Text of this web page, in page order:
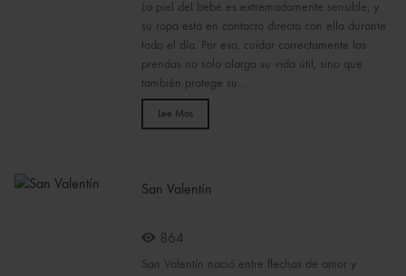
La piel del bebé es extremadamente sensible, y
su ropa está en contacto directo con ella durante
todo el día. Por eso, cuidar correctamente las
prendas no solo alarga su vida útil, sino que
también protege su...
Lee Mas
San Valentín
864
San Valentín nació entre flechas de amor y